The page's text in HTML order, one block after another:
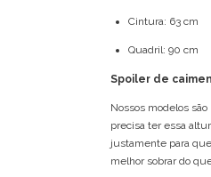
Cintura: 63 cm
Quadril: 90 cm
Spoiler de
Nossos modelos
precisa ter essa
justamente para
melhor sobrar do